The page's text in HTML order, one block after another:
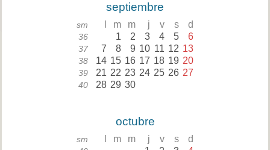
septiembre
sm m m j v s d
36 1 2 3 4 5 6
37 7 8 9 10 11 12 13
38 14 15 16 17 18 19 20
39 21 22 23 24 25 26 27
40 28 29 30
octubre
sm m m j v s d